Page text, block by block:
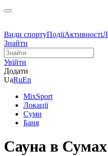
Види спортуПодіїАктивності
Знайти
Увійти
Додати
UaRuEn
MixSport
Локації
Суми
Баня
Сауна в Сумах